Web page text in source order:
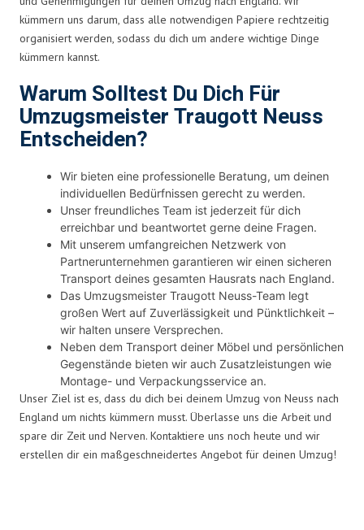
kümmern uns darum, dass alle notwendigen Papiere rechtzeitig
organisiert werden, sodass du dich um andere wichtige Dinge
kümmern kannst.
Warum Solltest Du Dich Für
Umzugsmeister Traugott Neuss
Entscheiden?
Wir bieten eine professionelle Beratung, um deinen
individuellen Bedürfnissen gerecht zu werden.
Unser freundliches Team ist jederzeit für dich
erreichbar und beantwortet gerne deine Fragen.
Mit unserem umfangreichen Netzwerk von
Partnerunternehmen garantieren wir einen sicheren
Transport deines gesamten Hausrats nach England.
Das Umzugsmeister Traugott Neuss-Team legt
großen Wert auf Zuverlässigkeit und Pünktlichkeit –
wir halten unsere Versprechen.
Neben dem Transport deiner Möbel und persönlichen
Gegenstände bieten wir auch Zusatzleistungen wie
Montage- und Verpackungsservice an.
Unser Ziel ist es, dass du dich bei deinem Umzug von Neuss nach
England um nichts kümmern musst. Überlasse uns die Arbeit und
spare dir Zeit und Nerven. Kontaktiere uns noch heute und wir
erstellen dir ein maßgeschneidertes Angebot für deinen Umzug!